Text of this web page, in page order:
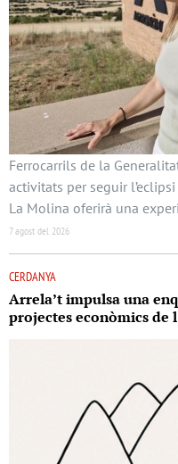
Ferrocarrils de la
activitats per seguir
La Molina oferirà una
7 agost del 2026
CERDANYA
Arrela’t impulsa una
projectes econòmics de